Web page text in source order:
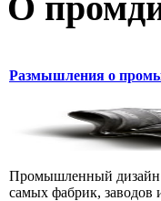
Размышления о
Промышленный дизайн
самых фабрик, заводов